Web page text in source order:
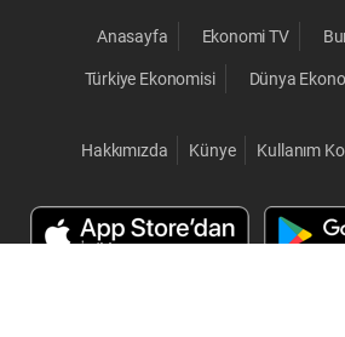
Anasayfa Ekonomi TV
Türkiye Ekonomisi Dünya
Hakkımızda Künye Kullanım